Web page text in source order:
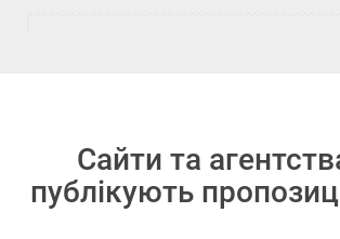
Сайти та
публікують